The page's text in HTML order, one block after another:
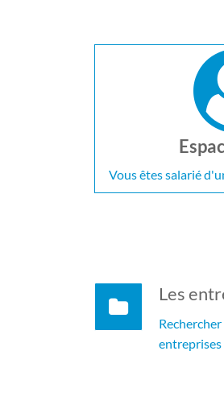
Vous êtes salarié
Les
Rechercher
entreprises